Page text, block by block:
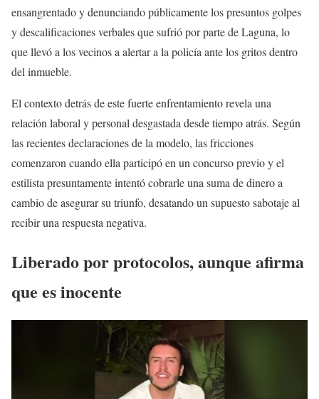
ensangrentado y denunciando públicamente los presuntos golpes
y descalificaciones verbales que sufrió por parte de Laguna, lo
que llevó a los vecinos a alertar a la policía ante los gritos dentro
del inmueble.
El contexto detrás de este fuerte enfrentamiento revela una
relación laboral y personal desgastada desde tiempo atrás. Según
las recientes declaraciones de la modelo, las fricciones
comenzaron cuando ella participó en un concurso previo y el
estilista presuntamente intentó cobrarle una suma de dinero a
cambio de asegurar su triunfo, desatando un supuesto sabotaje al
recibir una respuesta negativa.
Liberado por protocolos, aunque afirma
que es inocente